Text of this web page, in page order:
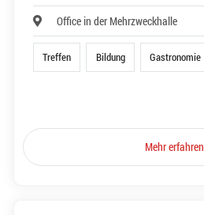
Office in der Mehrzweckhalle
Treffen Bildung Gastronomie
Mehr erfahren